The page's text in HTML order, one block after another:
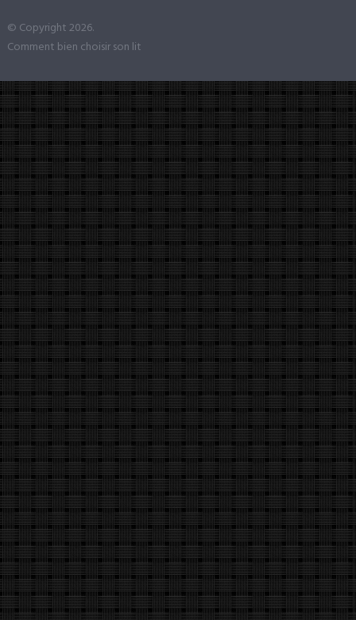
© Copyright 2026.
Comment bien choisir son lit